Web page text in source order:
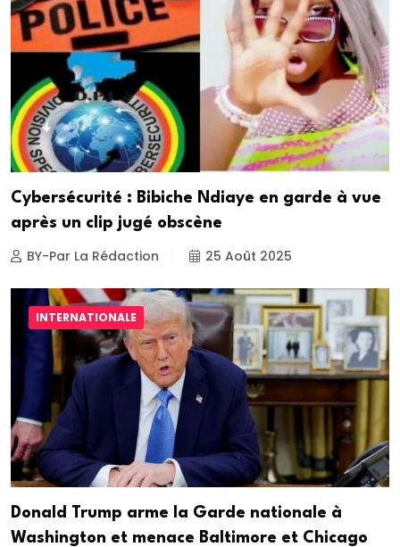
Cybersécurité : Bibiche Ndiaye en garde à vue
après un clip jugé obscène
BY-Par La Rédaction 25 Août 2025
INTERNATIONALE
Donald Trump arme la Garde nationale à
Washington et menace Baltimore et Chicago